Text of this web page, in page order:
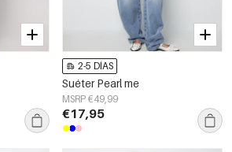
2-5 DÍAS
Suéter Pearl me
MSRP €49,99
€17,95